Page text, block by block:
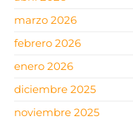
marzo 2026
febrero 2026
enero 2026
diciembre 2025
noviembre 2025